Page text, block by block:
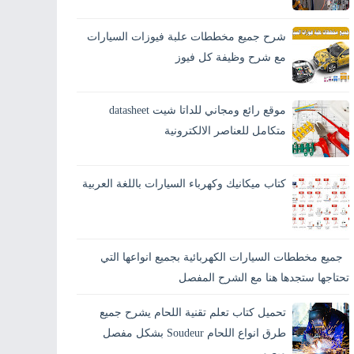
المنازل أو الكهرباء الصناعية. اختيار مقطع كابل
غير...
شرح جميع مخططات علبة فيوزات السيارات
مع شرح وظيفة كل فيوز
الخاصة بالسيارة، وقد يحدث عطلٍ ما أثناء الطريق
وتكو...
موقع رائع ومجاني للداتا شيت datasheet
متكامل للعناصر الالكترونية
كتاب ميكانيك وكهرباء السيارات باللغة العربية
جميع مخططات السيارات الكهربائية بجميع انواعها التي
تحتاجها ستجدها هنا مع الشرح المفصل
تحميل كتاب تعلم تقنية اللحام يشرح جميع
طرق انواع اللحام Soudeur بشكل مفصل